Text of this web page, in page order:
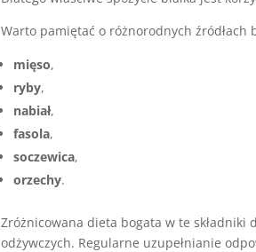
Warto pamiętać o różnorodnych źródłach
mięso,
ryby,
nabiał,
fasola,
soczewica,
orzechy.
Zróżnicowana dieta bogata w te
odżywczych. Regularne uzupełnianie